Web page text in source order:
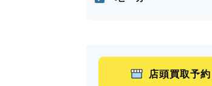
店頭買取予約